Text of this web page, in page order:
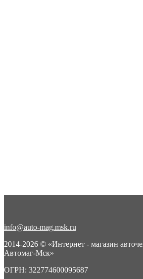
info@auto-mag.msk.ru
2014-2026 © «Интернет - магазин
Автомаг-Мск»
ОГРН: 322774600095687